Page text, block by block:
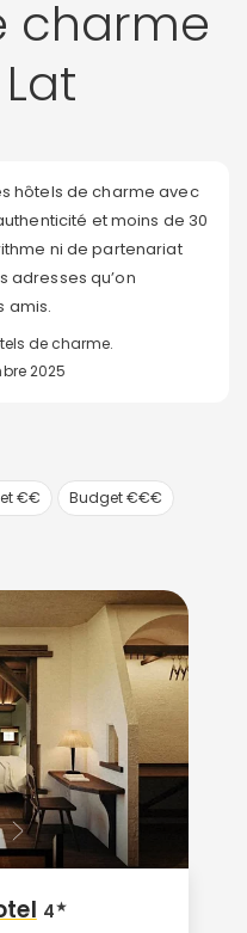
charme
hôtels de charme avec
et moins de 30
ni de partenariat
adresses qu’on
amis.
de charme.
2025
€€ Budget €€€
4★